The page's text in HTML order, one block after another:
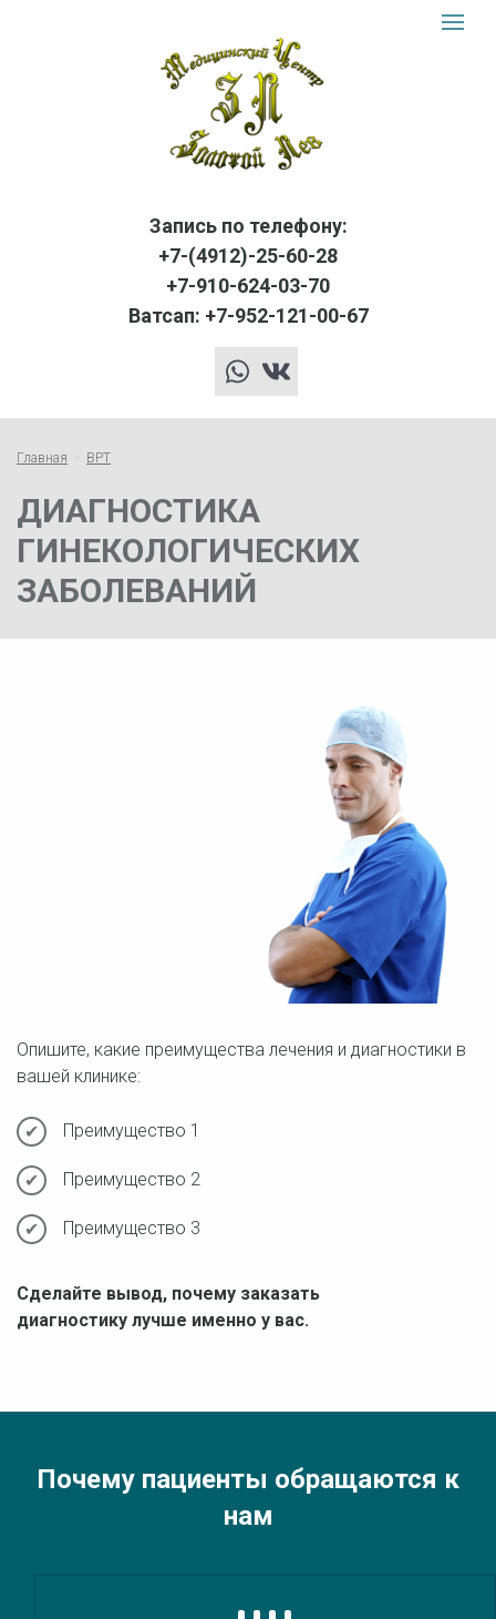
Лев
logo
Запись по телефону:
+7-(4912)-25-60-28
+7-910-624-03-70
Ватсап: +7-952-121-00-67
whatsapp
vk
Toggle
Главная ВРТ
ДИАГНОСТИКА
ГИНЕКОЛОГИЧЕСКИХ
ЗАБОЛЕВАНИЙ
Опишите, какие преимущества лечения и диагностики в
вашей клинике:
Преимущество 1
Преимущество 2
Преимущество 3
Сделайте вывод, почему заказать
диагностику лучше именно у вас.
Почему пациенты обращаются к
нам